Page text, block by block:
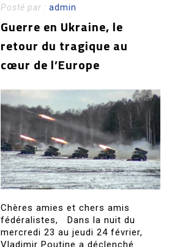
Posté par :admin
Guerre en Ukraine, le
retour du tragique au
cœur de l’Europe
Chères amies et chers amis
fédéralistes, Dans la nuit du
mercredi 23 au jeudi 24 février,
Vladimir Poutine a déclenché